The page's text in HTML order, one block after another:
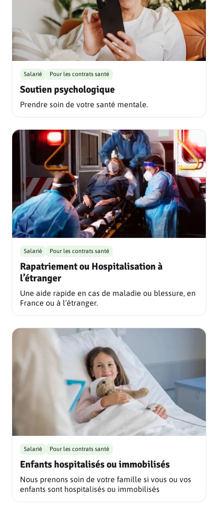
Soutien psychologique
Salarié Pour les contrats santé
Prendre soin de votre santé mentale.
Rapatriement ou Hospitalisation à
l’étranger
Salarié Pour les contrats santé
Une aide rapide en cas de maladie ou blessure, en
France ou à l’étranger.
Enfants hospitalisés ou immobilisés
Salarié Pour les contrats santé
Nous prenons soin de votre famille si vous ou vos
enfants sont hospitalisés ou immobilisés